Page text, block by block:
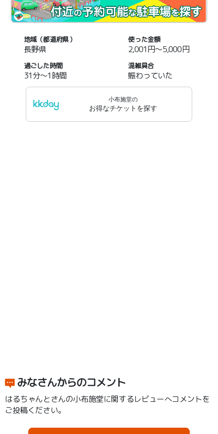
地域（都道府県）
長野県
使った金額
2,001円～5,000円
過ごした時間
31分～1時間
混雑具合
賑わっていた
小布施堂の
お得なチケットを探す
みなさんからのコメント
はるちゃんとさんの小布施堂に関するレビューへコメントを
ご投稿ください。